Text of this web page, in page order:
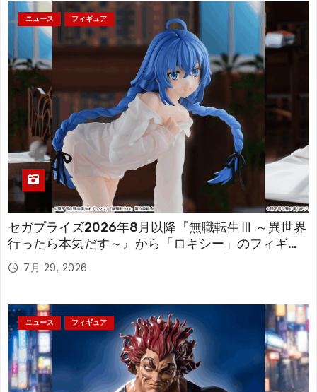
ニュース フィギュア
セガプライズ2026年8月以降『無職転生Ⅲ ～異世界
行ったら本気だす～』から「ロキシー」のフィギュ
アが登場！
7月 29, 2026
ニュース フィギュア